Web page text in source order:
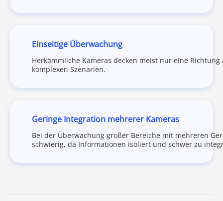
Einseitige Überwachung
Herkömmliche Kameras decken meist nur eine
komplexen Szenarien.
Geringe Integration mehrerer Kameras
Bei der Überwachung großer Bereiche mit mehreren
schwierig, da Informationen isoliert und schwer zu